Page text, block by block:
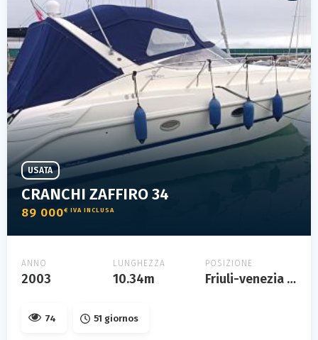
CRANCHI ZAFFIRO 34
89 000€ IVA INCLUSA
USATA
ANNO
2003
LUNGHEZZA
10.34m
POSIZIONE
Friuli-venezia giulia
74 51 giornos